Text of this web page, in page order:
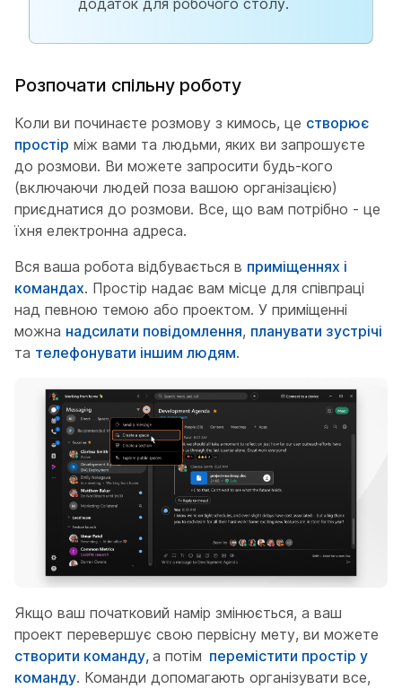
додаток для робочого столу.
Розпочати спільну роботу
Коли ви починаєте розмову з кимось, це створює
простір між вами та людьми, яких ви запрошуєте
до розмови. Ви можете запросити будь-кого
(включаючи людей поза вашою організацією)
приєднатися до розмови. Все, що вам потрібно - це
їхня електронна адреса.
Вся ваша робота відбувається в приміщеннях і
командах. Простір надає вам місце для співпраці
над певною темою або проектом. У приміщенні
можна надсилати повідомлення, планувати зустрічі
та телефонувати іншим людям.
Якщо ваш початковий намір змінюється, а ваш
проект перевершує свою первісну мету, ви можете
створити команду, а потім перемістити простір у
команду. Команди допомагають організувати все,